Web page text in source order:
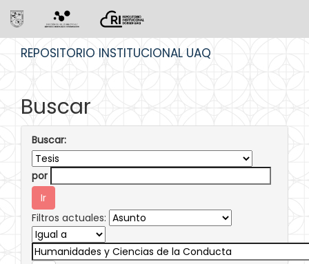
REPOSITORIO INSTITUCIONAL UAQ
Buscar
Buscar:
por
Filtros actuales: